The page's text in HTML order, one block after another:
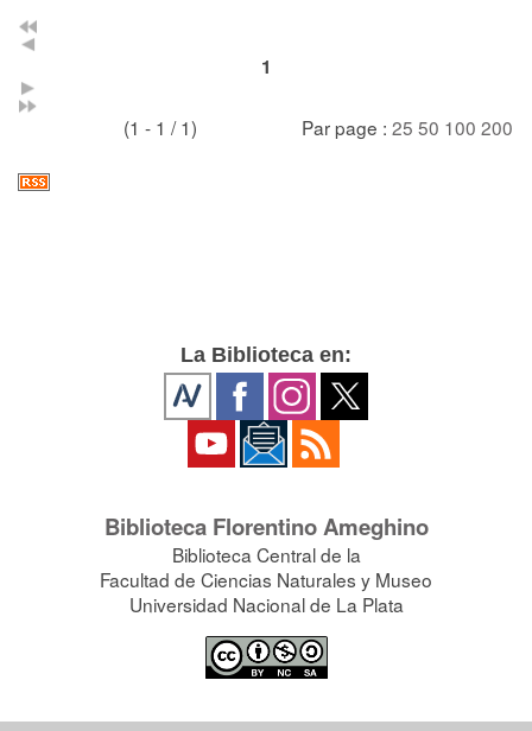
1
(1 - 1 / 1) Par page : 25 50 100 200
La Biblioteca en:
Biblioteca Florentino Ameghino
Biblioteca Central de la
Facultad de Ciencias Naturales y Museo
Universidad Nacional de La Plata